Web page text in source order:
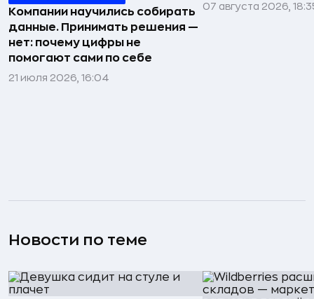
Компании научились собирать
данные. Принимать решения —
нет: почему цифры не
помогают сами по себе
21 июля 2026, 16:04
07 августа 2026,
Новости по теме